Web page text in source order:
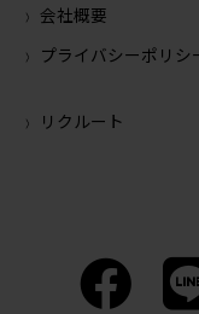
会社概要
プライバシーポリシ
リクルート